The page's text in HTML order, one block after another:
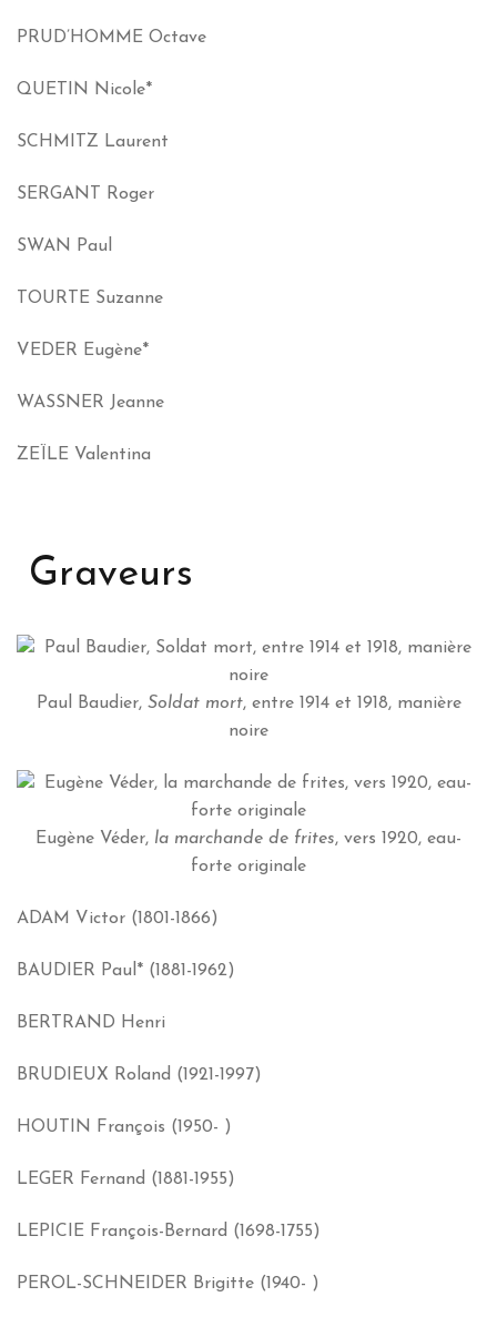
PRUD’HOMME Octave
QUETIN Nicole*
SCHMITZ Laurent
SERGANT Roger
SWAN Paul
TOURTE Suzanne
VEDER Eugène*
WASSNER Jeanne
ZEÏLE Valentina
Graveurs
Paul Baudier, Soldat mort, entre 1914 et 1918, manière
noire
Eugène Véder, la marchande de frites, vers 1920, eau-
forte originale
ADAM Victor (1801-1866)
BAUDIER Paul* (1881-1962)
BERTRAND Henri
BRUDIEUX Roland (1921-1997)
HOUTIN François (1950- )
LEGER Fernand (1881-1955)
LEPICIE François-Bernard (1698-1755)
PEROL-SCHNEIDER Brigitte (1940- )